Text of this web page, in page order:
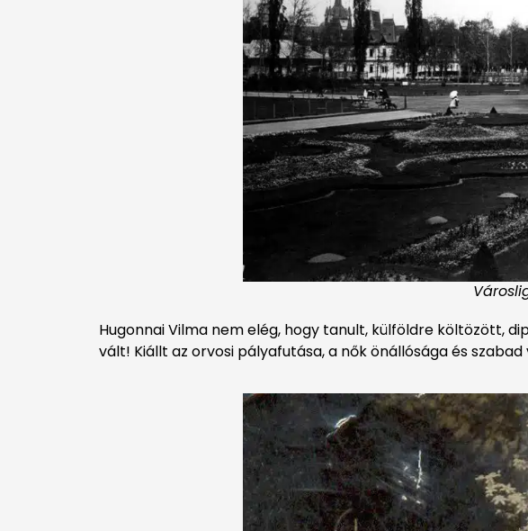
Hugonnai Vilma nem elég, hogy tanult, külföldre költözött,
vált! Kiállt az orvosi pályafutása, a nők önállósága és